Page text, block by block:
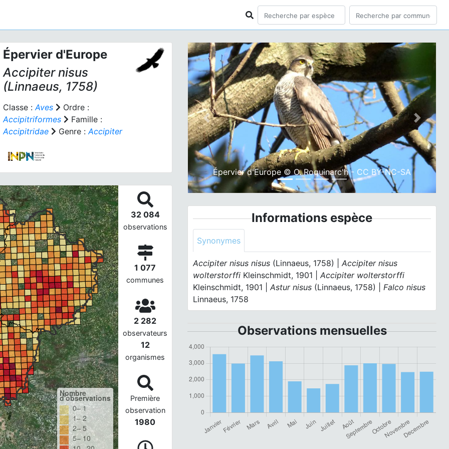
Épervier d'Europe
Accipiter nisus
(Linnaeus, 1758)
Classe :Aves
Ordre :
Accipitriformes
Famille :
Accipitridae
Genre :Accipiter
Nombre
d'observations
0– 1
1– 2
2– 5
5– 10
32 084
observations
1 077
communes
2 282
observateurs
12
organismes
Première
observation
1980
Épervier d'Europe © O. Roquinarc'h - CC BY-NC-SA
Previous Next
Informations espèce
Synonymes
Accipiter nisus nisus (Linnaeus, 1758) |Accipiter nisus
wolterstorffi Kleinschmidt, 1901 |Accipiter wolterstorffi
Kleinschmidt, 1901 |Astur nisus (Linnaeus, 1758) |Falco nisus
Linnaeus, 1758
Observations mensuelles